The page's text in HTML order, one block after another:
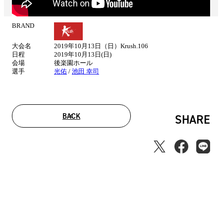
BRAND
大会名
2019年10月13日（日）Krush.106
日程
2019年10月13日(日)
会場
後楽園ホール
選手
光佑 / 池田 幸司
BACK SHARE